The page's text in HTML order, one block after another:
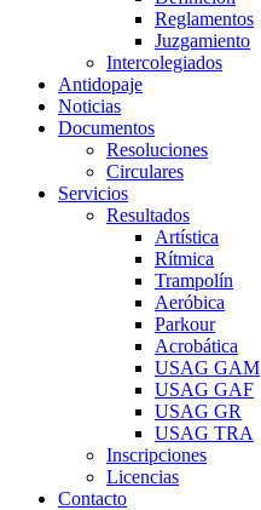
Reglamentos
Juzgamiento
Intercolegiados
Antidopaje
Noticias
Documentos
Resoluciones
Circulares
Servicios
Resultados
Artística
Rítmica
Trampolín
Aeróbica
Parkour
Acrobática
USAG GAM
USAG GAF
USAG GR
USAG TRA
Inscripciones
Licencias
Contacto